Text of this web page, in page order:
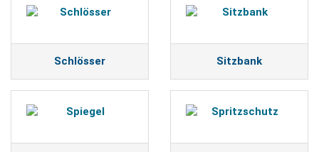
Schlösser Sitzbank